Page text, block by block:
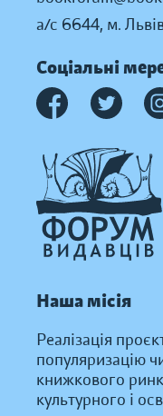
а/с 6644, м.
Соціальні
Наша місія
Реалізація
популяризацію
книжкового
культурного і